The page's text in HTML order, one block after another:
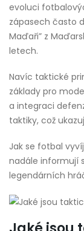
evoluci
zápasech často
Maďaři” z
letech.
Navíc taktické
základy pro
a integraci
taktiky, což
Jak se fotbal
nadále informují
legendárních